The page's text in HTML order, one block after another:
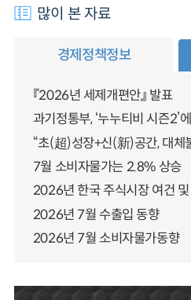
많이 본 자료
경제정책정보
『2026년 세제개편안』 발표
과기정통부, ‘누누티비 시즌2’
“초(超)성장+신(新)공간, 대체
7월 소비자물가는 2.8% 상승
2026년 한국 주식시장 여건
2026년 7월 수출입 동향
2026년 7월 소비자물가동향